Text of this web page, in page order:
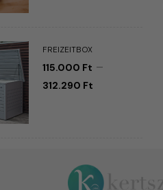
FREIZEITBOX
115.000 Ft –
312.290 Ft